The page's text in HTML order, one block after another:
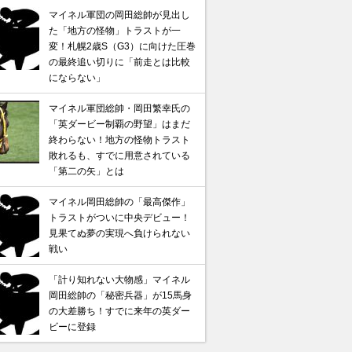
念】武豊×ドウデュースを逆転できる候補3頭！と絶
隠れ穴馬！”
マイネル軍団の岡田総帥が見出し
た「地方の怪物」トラストが一
変！札幌2歳S（G3）に向けた圧巻
の最終追い切りに「前走とは比較
にならない」
マイネル軍団総帥・岡田繁幸氏の
「英ダービー制覇の野望」はまだ
終わらない！地方の怪物トラスト
敗れるも、すでに用意されている
「第二の矢」とは
マイネル岡田総帥の「最高傑作」
トラストがついに中央デビュー！
見果てぬ夢の実現へ負けられない
戦い
「計り知れない大物感」マイネル
岡田総帥の「秘密兵器」が15馬身
の大差勝ち！すでに来年の英ダー
ビーに登録